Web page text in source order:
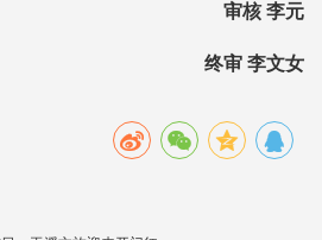
审核 李元
终审 李文女